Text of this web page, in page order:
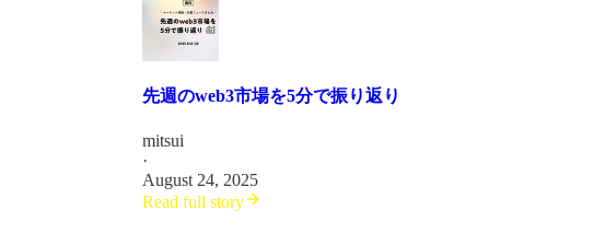
先週のweb3市場を5分で振り返り
mitsui
·
August 24, 2025
Read full story